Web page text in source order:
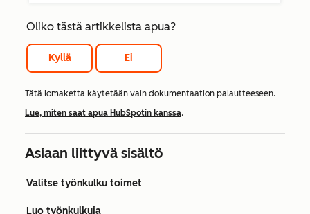
Oliko tästä artikkelista apua?
Kyllä Ei
Tätä lomaketta käytetään vain dokumentaation palautteeseen.
Lue, miten saat apua HubSpotin kanssa.
Asiaan liittyvä sisältö
Valitse työnkulku toimet
Luo työnkulkuja